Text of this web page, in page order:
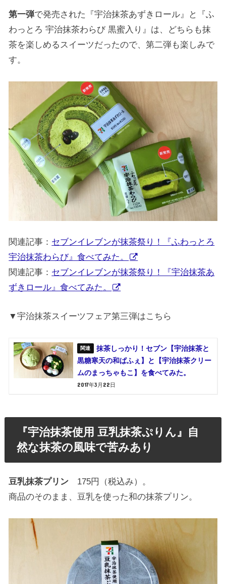
第一弾で発売された『宇治抹茶あずきロール』と『ふ
わっとろ 宇治抹茶わらび 黒蜜入り』は、どちらも抹
茶を楽しめるスイーツだったので、第二弾も楽しみで
す。
関連記事： セブンイレブンが抹茶祭り！『ふわっとろ
宇治抹茶わらび』食べてみた。
関連記事： セブンイレブンが抹茶祭り！『宇治抹茶あ
ずきロール』食べてみた。
▼宇治抹茶スイーツフェア第三弾はこちら
抹茶しっかり！セブン【宇治抹茶と
黒糖寒天の和ぱふぇ】と【宇治抹茶クリー
ムのまっちゃもこ】を食べてみた。
2017年3月22日
『宇治抹茶使用 豆乳抹茶ぷりん』自
然な抹茶の風味で苦みあり
豆乳抹茶プリン 175円（税込み）。
商品のそのまま、豆乳を使った和の抹茶プリン。